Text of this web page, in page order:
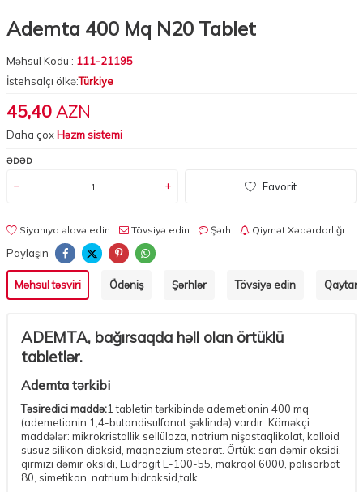
Ademta 400 Mq N20 Tablet
Məhsul Kodu : 111-21195
İstehsalçı ölkə:Türkiye
45,40 AZN
Daha çox Həzm sistemi
ƏDƏD
Favorit
Siyahıya əlavə edin Tövsiyə edin Şərh Qiymət Xəbərdarlığı
Paylaşın
Məhsul təsviri Ödəniş Şərhlər Tövsiyə edin
ADEMTA, bağırsaqda həll olan örtüklü
tabletlər.
Ademta tərkibi
Təsiredici maddə:1 tabletin tərkibində ademetionin 400 mq
(ademetionin 1,4-butandisulfonat şəklində) vardır. Köməkçi
maddələr: mikrokristallik sellüloza, natrium nişastaqlikolat, kolloid
susuz silikon dioksid, maqnezium stearat. Örtük: sarı dəmir oksidi,
qırmızı dəmir oksidi, Eudragit L-100-55, makrqol 6000, polisorbat
80, simetikon, natrium hidroksid,talk.